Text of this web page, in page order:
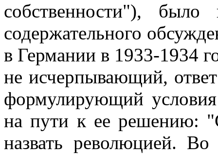
собственности"),
содержательного
в Германии в 1933-1934
не исчерпывающий,
формулирующий
на пути к ее решению:
назвать революцией.